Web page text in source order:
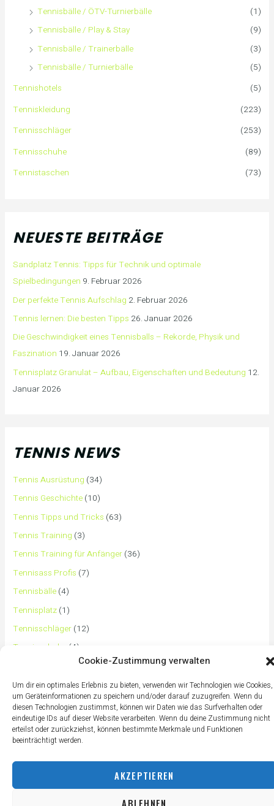
Cookie-Zustimmung verwalten
Um dir ein optimales Erlebnis zu bieten, verwenden wir Technologien wie Cookies,
um Geräteinformationen zu speichern und/oder darauf zuzugreifen. Wenn du
diesen Technologien zustimmst, können wir Daten wie das Surfverhalten oder
eindeutige IDs auf dieser Website verarbeiten. Wenn du deine Zustimmung nicht
erteilst oder zurückziehst, können bestimmte Merkmale und Funktionen
beeinträchtigt werden.
AKZEPTIEREN
ABLEHNEN
Tennisbälle / ÖTV-Turnierbälle
(1)
Tennisbälle / Play & Stay
(9)
Tennisbälle / Trainerbälle
(3)
Tennisbälle / Turnierbälle
(5)
Tennishotels
(5)
Tenniskleidung
(223)
Tennisschläger
(253)
Tennisschuhe
(89)
Tennistaschen
(73)
NEUESTE BEITRÄGE
Sandplatz Tennis: Tipps für Technik und optimale
Spielbedingungen 9. Februar 2026
Der perfekte Tennis Aufschlag 2. Februar 2026
Tennis lernen: Die besten Tipps 26. Januar 2026
Die Geschwindigkeit eines Tennisballs – Rekorde, Physik und
Faszination 19. Januar 2026
Tennisplatz Granulat – Aufbau, Eigenschaften und Bedeutung 12.
Januar 2026
TENNIS NEWS
Tennis Ausrüstung (34)
Tennis Geschichte (10)
Tennis Tipps und Tricks (63)
Tennis Training (3)
Tennis Training für Anfänger (36)
Tennisass Profis (7)
Tennisbälle (4)
Tennisplatz (1)
Tennisschläger (12)
Tennisschuhe
(4)
(2)
Tennisurlaub(1)